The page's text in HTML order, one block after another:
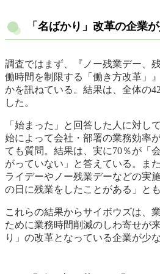
「名ばかり」改革の企業
調査ではまず、『ノー残業デー、
働時間を制限する「働き方改革」
かを訊ねている。結果は、全体の
した。
「始まった」と回答した人に対し
始によって会社・部署の業務効率
ても質問。結果は、実に70％が「
がっていない」と答えている。ま
ライデーやノー残業デーなどの実
の日に残業をしたことがある」とも
これらの結果からサイボウズは、
ために業務時間削減のしわ寄せが
り」の改革となっている企業が少